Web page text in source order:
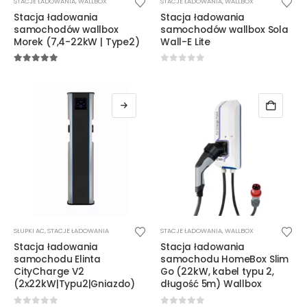
ma
wiele
wariantów.
Stacja ładowania
samochodów wallbox
Morek (7,4-22kW | Type2)
ma
wiele
wariantów.
produktu
Stacja ładowania
samochodów wallbox Sola
Wall-E Lite
ma
wiele
wariantów.
Opcje
SŁUPKI AC,STACJE ŁADOWANIA
Stacja ładowania
samochodu Elinta
CityCharge V2
(2x22kW|Typu2|Gniazdo)
STACJE ŁADOWANIA,WALLBOX
Stacja ładowania
samochodu HomeBox Slim
Go (22kW, kabel typu 2,
długość 5m) Wallbox